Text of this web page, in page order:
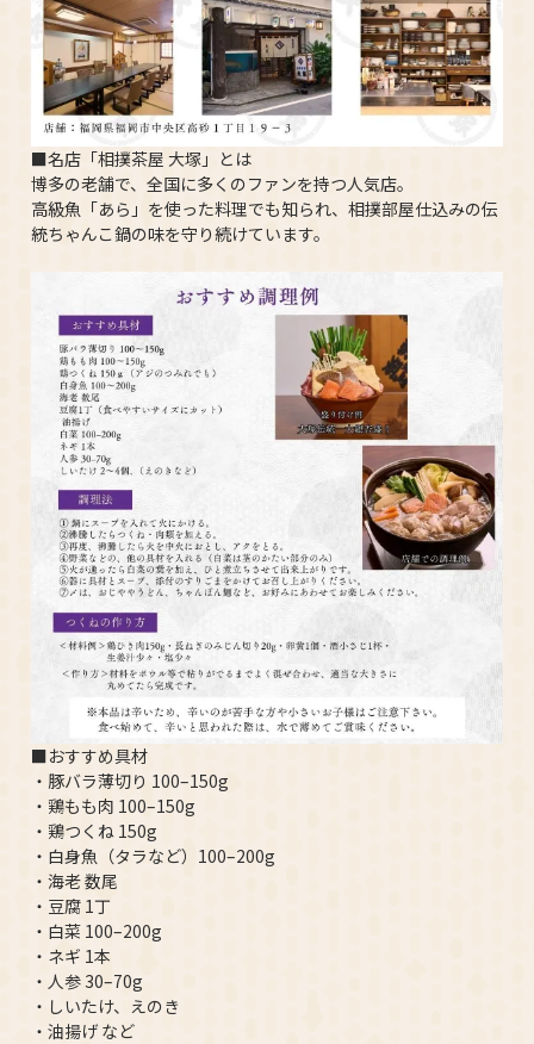
■名店「相撲茶屋 大塚」とは
博多の老舗で、全国に多くのファンを持つ人気店。
高級魚「あら」を使った料理でも知られ、相撲部屋仕込みの伝
統ちゃんこ鍋の味を守り続けています。
■おすすめ具材
・豚バラ薄切り 100–150g
・鶏もも肉 100–150g
・鶏つくね 150g
・白身魚（タラなど）100–200g
・海老 数尾
・豆腐 1丁
・白菜 100–200g
・ネギ 1本
・人参 30–70g
・しいたけ、えのき
・油揚げ など